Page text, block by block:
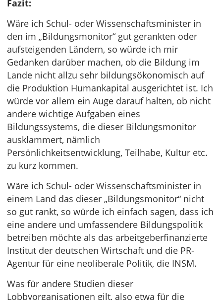
Fazit:
Wäre ich Schul- oder Wissenschaftsminister in
den im „Bildungsmonitor“ gut gerankten oder
aufsteigenden Ländern, so würde ich mir
Gedanken darüber machen, ob die Bildung im
Lande nicht allzu sehr bildungsökonomisch auf
die Produktion Humankapital ausgerichtet ist. Ich
würde vor allem ein Auge darauf halten, ob nicht
andere wichtige Aufgaben eines
Bildungssystems, die dieser Bildungsmonitor
ausklammert, nämlich
Persönlichkeitsentwicklung, Teilhabe, Kultur etc.
zu kurz kommen.
Wäre ich Schul- oder Wissenschaftsminister in
einem Land das dieser „Bildungsmonitor“ nicht
so gut rankt, so würde ich einfach sagen, dass ich
eine andere und umfassendere Bildungspolitik
betreiben möchte als das arbeitgeberfinanzierte
Institut der deutschen Wirtschaft und die PR-
Agentur für eine neoliberale Politik, die INSM.
Was für andere Studien dieser
Lobbyorganisationen gilt, also etwa für die